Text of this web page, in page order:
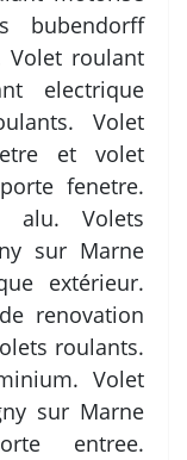
bubendorff
Volet roulant
electrique
Volet
et volet
fenetre.
alu. Volets
sur Marne
extérieur.
renovation
roulants.
Volet
sur Marne
entree.